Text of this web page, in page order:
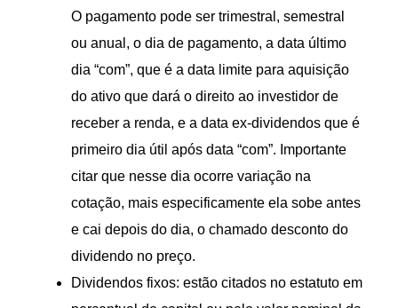
O pagamento pode ser trimestral, semestral
ou anual, o dia de pagamento, a data último
dia “com”, que é a data limite para aquisição
do ativo que dará o direito ao investidor de
receber a renda, e a data ex-dividendos que é
primeiro dia útil após data “com”. Importante
citar que nesse dia ocorre variação na
cotação, mais especificamente ela sobe antes
e cai depois do dia, o chamado desconto do
dividendo no preço.
Dividendos fixos: estão citados no estatuto em